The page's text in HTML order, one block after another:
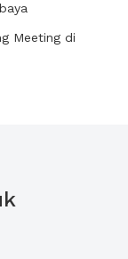
Meeting di